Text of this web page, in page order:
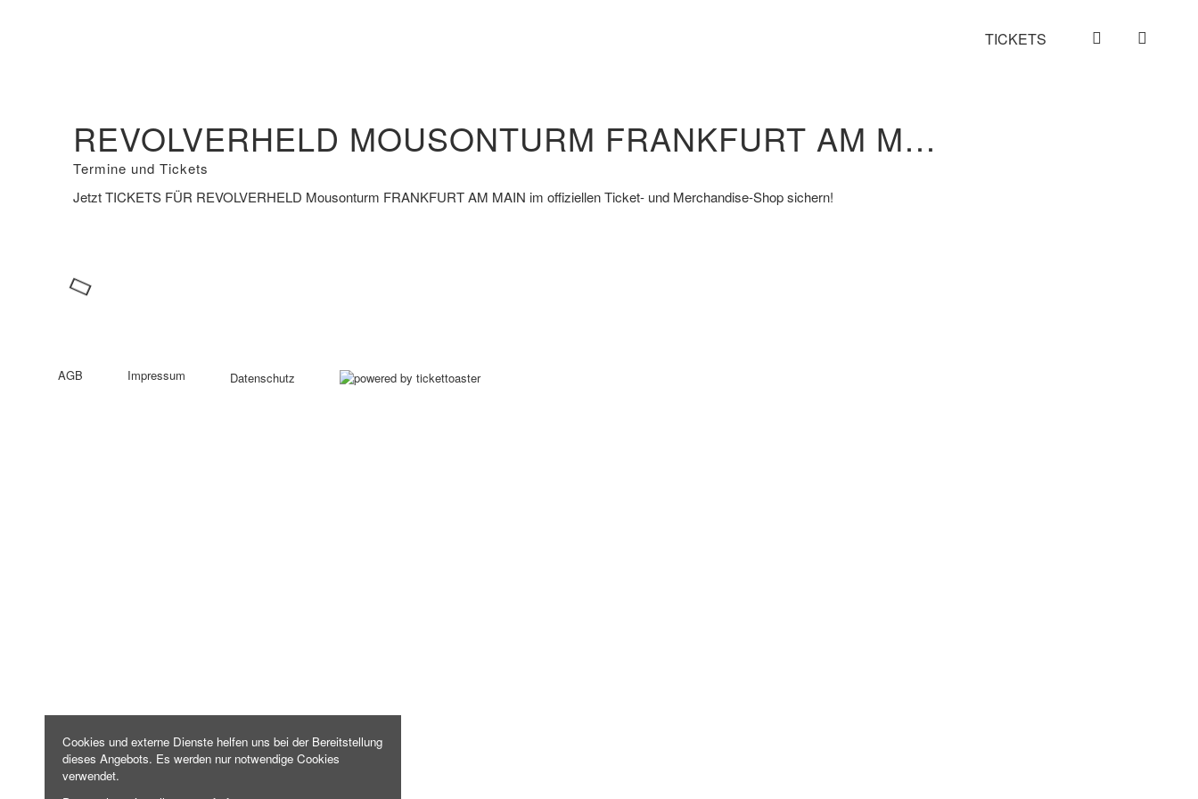
TICKETS
REVOLVERHELD MOUSONTURM FRANKFURT AM MAIN
Termine und Tickets
JetztTICKETS FÜR REVOLVERHELD Mousonturm FRANKFURT AM MAIN im offiziellen Ticket- und Merchandise-Shop sichern!
AGB Impressum Datenschutz
Cookies und externe Dienste helfen uns bei der Bereitstellung
dieses Angebots. Es werden nur notwendige Cookies
verwendet.